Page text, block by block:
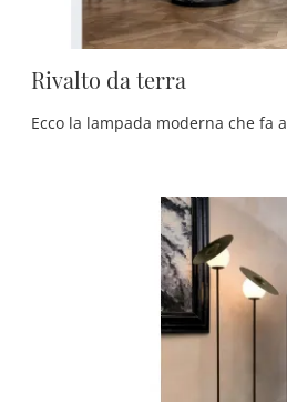
Rivalto da terra